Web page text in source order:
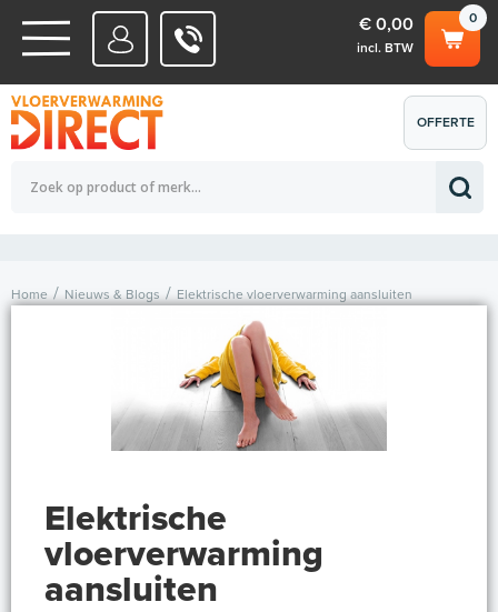
WATERSYSTEMEN
ELEKTRISCHE SYSTEMEN
0
€ 0,00
incl. BTW
Totaalbedrag (incl. BTW) € 0,00
OFFERTE
AANVRAGEN
Home Nieuws & Blogs Elektrische vloerverwarming aansluiten
Elektrische
vloerverwarming
aansluiten